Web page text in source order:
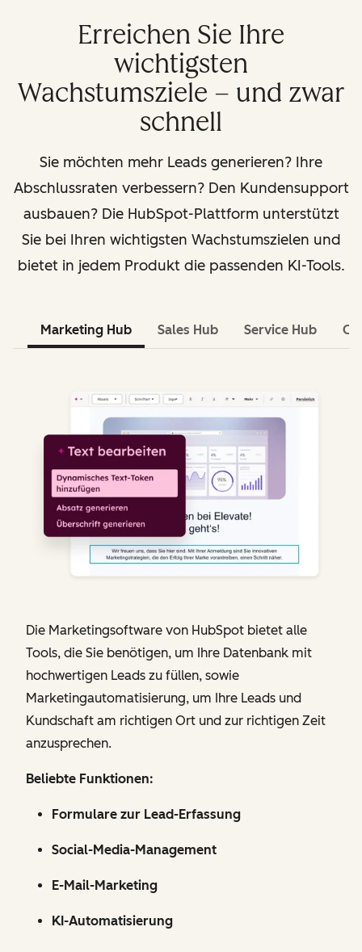
Erreichen Sie Ihre
wichtigsten
Wachstumsziele – und zwar
schnell
Sie möchten mehr Leads generieren? Ihre
Abschlussraten verbessern? Den Kundensupport
ausbauen? Die HubSpot-Plattform unterstützt
Sie bei Ihren wichtigsten Wachstumszielen und
bietet in jedem Produkt die passenden KI-Tools.
Marketing Hub Sales Hub Service Hub
Die Marketingsoftware von HubSpot bietet alle
Tools, die Sie benötigen, um Ihre Datenbank mit
hochwertigen Leads zu füllen, sowie
Marketingautomatisierung, um Ihre Leads und
Kundschaft am richtigen Ort und zur richtigen Zeit
anzusprechen.
Beliebte Funktionen:
Formulare zur Lead-Erfassung
Social-Media-Management
E-Mail-Marketing
KI-Automatisierung